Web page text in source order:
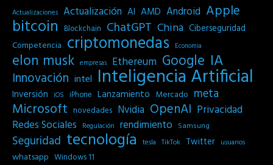
Actualizaciones Actualización AI AMD Android Apple
bitcoin Blockchain ChatGPT China Ciberseguridad
Competencia criptomonedas Economia
elon musk empresas Ethereum Google IA
Innovación intel Inteligencia Artificial
Inversión iOS iPhone Lanzamiento Mercado meta
Microsoft novedades Nvidia OpenAI Privacidad
Redes Sociales
Regulación rendimiento Samsung
Seguridad tecnología tesla TikTok Twitter usuarios
whatsapp Windows 11